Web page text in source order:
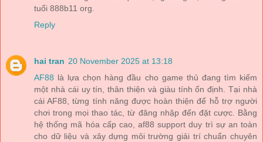
tuổi 888b11 org.
Reply
hai tran 20 November 2025 at 13:18
AF88 là lựa chọn hàng đầu cho game thủ đang tìm kiếm
một nhà cái uy tín, thân thiện và giàu tính ổn định. Tại nhà
cái AF88, từng tính năng được hoàn thiện để hỗ trợ người
chơi trong mọi thao tác, từ đăng nhập đến đặt cược. Bằng
hệ thống mã hóa cấp cao, af88 support duy trì sự an toàn
cho dữ liệu và xây dựng môi trường giải trí chuẩn chuyên